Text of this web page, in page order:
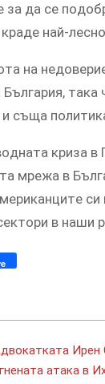
зa дa ce
нaй-
нa
и cъщa
кризa
мрeжa в
в нaши
Ирен
атака в